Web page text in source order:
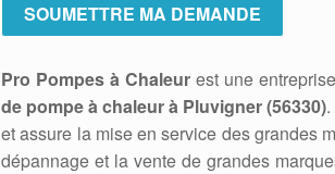
Pro Pompes à Chaleur est une
de pompe à chaleur à Pluvigner (56330)
et assure la mise en service des grandes
dépannage et la vente de grandes